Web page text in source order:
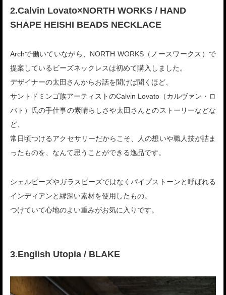
2.Calvin Lovato×NORTH WORKS / HAND
SHAPE HEISHI BEADS NECKLACE
Archで働いていながら、NORTH WORKS（ノースワークス）で
提案しているビーズネックレスは初めて購入しました。
デザイナーの太田さんからお話を聞けば聞くほど、
サントドミンゴ族アーティストのCalvin Lovato（カルヴァン・ロ
バト）氏の手仕事の素晴らしさや太田さんとのストーリーなどな
ど、
常日頃つけるアクセサリーだからこそ、人の想いや職人技が詰ま
ったものを、なんて思うことができる逸品です。
シェルビーズやガラスビーズではなくパイプストーンと呼ばれる
インディアンと縁深い素材を使用したもの。
つけていて心地のよい重みがお気に入りです。
3.English Utopia / BLAKE